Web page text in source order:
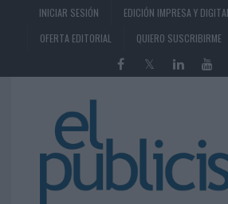
INICIAR SESIÓN EDICIÓN IMPRESA Y DIGITAL
OFERTA EDITORIAL
QUIERO SUSCRIBIRME